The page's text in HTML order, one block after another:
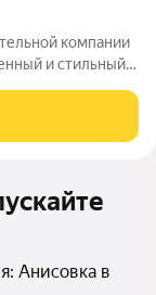
компании
и стильный
Детские
Анисовка в